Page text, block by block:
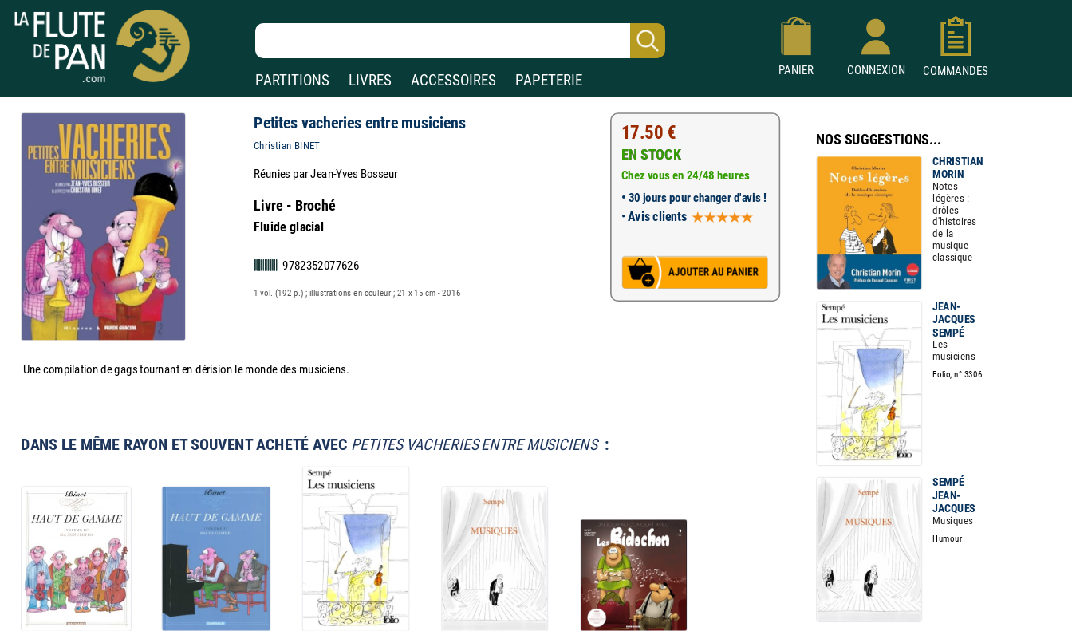
PARTITIONS LIVRES ACCESSOIRES PAPETERIE
PANIER CONNEXION COMMANDES
Petites vacheries entre musiciens
Christian BINET
Réunies par Jean-Yves Bosseur
Livre - Broché
Fluide glacial
9782352077626
1 vol. (192 p.) ; illustrations en couleur ; 21 x 15 cm - 2016
17.50 €
EN STOCK
Chez vous en 24/48 heures
• 30 jours pour changer d'avis !
•Avis clients
Une compilation de gags tournant en dérision le monde des musiciens.
DANS LE MÊME RAYON ET SOUVENT ACHETÉ AVEC PETITES VACHERIES ENTRE MUSICIENS :
NOS SUGGESTIONS...
CHRISTIAN
MORIN
Notes
légères :
drôles
d'histoires
de la
musique
classique
JEAN-
JACQUES
SEMPÉ
Les
musiciens
Folio, n° 3306
SEMPÉ
JEAN-
JACQUES
Musiques
Humour